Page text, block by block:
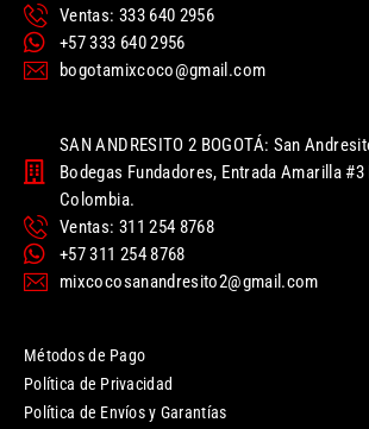
Ventas: 333 640 2956
+57 333 640 2956
bogotamixcoco@gmail.com
SAN ANDRESITO 2 BOGOTÁ: San
Bodegas Fundadores, Entrada Amarilla
Colombia.
Ventas: 311 254 8768
+57 311 254 8768
mixcocosanandresito2@gmail.com
Métodos de Pago
Política de Privacidad
Política de Envíos y Garantías